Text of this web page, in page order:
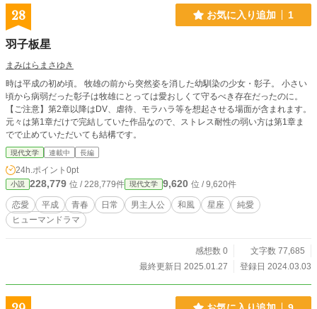
28 お気に入り追加 1
羽子板星
まみはらまさゆき
時は平成の初め頃。 牧雄の前から突然姿を消した幼馴染の少女・彰子。 小さい
頃から病弱だった彰子は牧雄にとっては愛おしくて守るべき存在だったのに。
【ご注意】第2章以降はDV、虐待、モラハラ等を想起させる場面が含まれます。
元々は第1章だけで完結していた作品なので、ストレス耐性の弱い方は第1章ま
でで止めていただいても結構です。
現代文学 連載中 長編
24h.ポイント 0pt
小説 228,779 位 / 228,779件 現代文学 9,620 位 / 9,620件
恋愛 平成 青春 日常 男主人公 和風 星座
純愛
ヒューマンドラマ
感想数 0
文字数 77,685
最終更新日 2025.01.27
登録日 2024.03.03